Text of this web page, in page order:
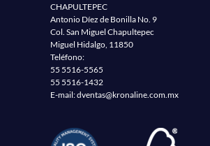
CHAPULTEPEC
Antonio Díez de Bonilla No. 9
Col. San Miguel Chapultepec
Miguel Hidalgo, 11850
Teléfono:
55 5516-5565
55 5516-1432
E-mail:dventas@kronaline.com.mx